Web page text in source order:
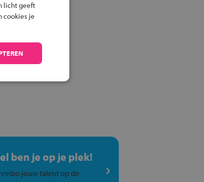
ben je op je plek!
jouw talent op de
licht geeft
cookies je